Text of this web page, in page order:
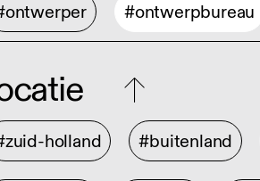
#ontwerpbureau
holland #buitenland